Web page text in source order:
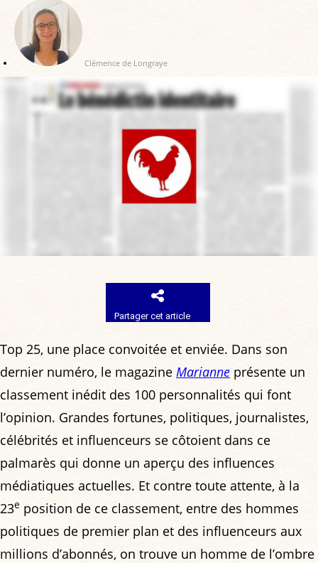
Clémence de Longraye
Partager cet article
Top 25, une place convoitée et enviée. Dans son
dernier numéro, le magazine Marianne présente un
classement inédit des 100 personnalités qui font
l’opinion. Grandes fortunes, politiques, journalistes,
célébrités et influenceurs se côtoient dans ce
palmarès qui donne un aperçu des influences
médiatiques actuelles. Et contre toute attente, à la
23e position de ce classement, entre des hommes
politiques de premier plan et des influenceurs aux
millions d’abonnés, on trouve un homme de l’ombre